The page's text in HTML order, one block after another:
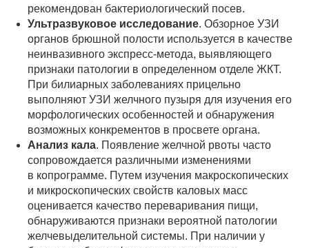
рекомендован бактериологический посев.
Ультразвуковое исследование. Обзорное УЗИ
органов брюшной полости используется в качестве
неинвазивного экспресс-метода, выявляющего
признаки патологии в определенном отделе ЖКТ.
При билиарных заболеваниях прицельно
выполняют УЗИ желчного пузыря для изучения его
морфологических особенностей и обнаружения
возможных конкрементов в просвете органа.
Анализ кала. Появление желчной рвоты часто
сопровождается различными изменениями
в копрограмме. Путем изучения макроскопических
и микроскопических свойств каловых масс
оценивается качество переваривания пищи,
обнаруживаются признаки вероятной патологии
желчевыделительной системы. При наличии у